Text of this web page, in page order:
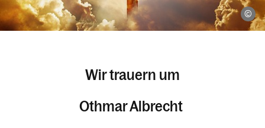
Wir trauern um
Othmar Albrecht